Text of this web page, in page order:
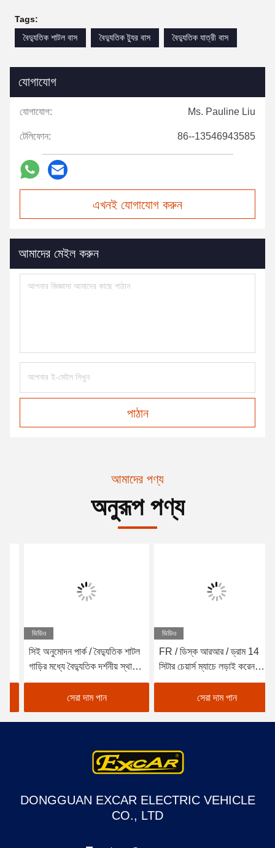
Tags:
বৈদ্যুতিক শাটল বাস
বৈদ্যুতিক ট্যুর বাস বৈদ্যুতিক যাত্রী বাস
যোগাযোগ
যোগাযোগ: Ms. Pauline Liu
টেলিফোন: 86--13546943585
এখনই যোগাযোগ করুন
আমাদের মেইল করুন
পাঠান
আমাদের পণ্য
অনুরূপ পণ্য
সিই অনুমোদন পার্ক / বৈদ্যুতিক শাটল
গাড়ির মধ্যে বৈদ্যুতিক দর্শনীয় স্থান
বাস অনুমোদিত
সেরা দাম পান
FR / ডিস্ক আরআর / ড্রাম 14
সিটার চেয়ার্স ম্যাচে লড়াই করেন
বসন্ত বসা সোফা চেয়ার সঙ্গে
সেরা দাম পান
DONGGUAN EXCAR ELECTRIC VEHICLE
CO., LTD